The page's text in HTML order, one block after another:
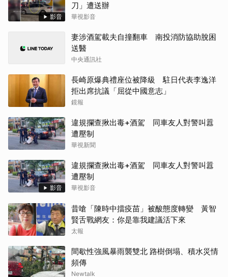
影音
刀」遭送辦
華視影音
妻涉酒駕載夫自撞翻車 南投消防協助脫困
送醫
中央通訊社
長崎原爆典禮座位被降級 駐日代表李逸洋
拒出席抗議「屈從中國意志」
鏡報
違規攔查揪出毒+酒駕 同車友人對警叫囂
遭壓制
華視新聞
影音
違規攔查揪出毒+酒駕 同車友人對警叫囂
遭壓制
華視影音
昔嗆「陳時中擋疫苗」被酸態度轉變 黃智
賢舌戰網友：你是靠我建議活下來
太報
間歇性強風暴雨襲雙北 路樹倒塌、積水災情
頻傳
Newtalk